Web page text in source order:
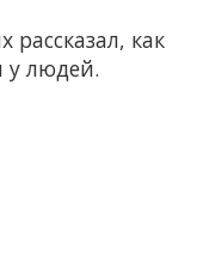
как
у людей.